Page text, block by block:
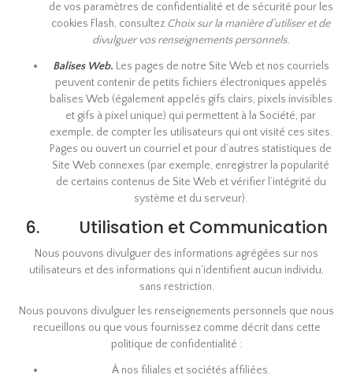
de vos paramètres de confidentialité et de sécurité pour les
cookies Flash, consultez Choix sur la manière d’utiliser et de
divulguer vos renseignements personnels.
Balises Web. Les pages de notre Site Web et nos courriels
peuvent contenir de petits fichiers électroniques appelés
balises Web (également appelés gifs clairs, pixels invisibles
et gifs à pixel unique) qui permettent à la Société, par
exemple, de compter les utilisateurs qui ont visité ces sites.
Pages ou ouvert un courriel et pour d’autres statistiques de
Site Web connexes (par exemple, enregistrer la popularité
de certains contenus de Site Web et vérifier l’intégrité du
système et du serveur).
6. Utilisation et Communication
Nous pouvons divulguer des informations agrégées sur nos
utilisateurs et des informations qui n’identifient aucun individu,
sans restriction.
Nous pouvons divulguer les renseignements personnels que nous
recueillons ou que vous fournissez comme décrit dans cette
politique de confidentialité :
À nos filiales et sociétés affiliées.